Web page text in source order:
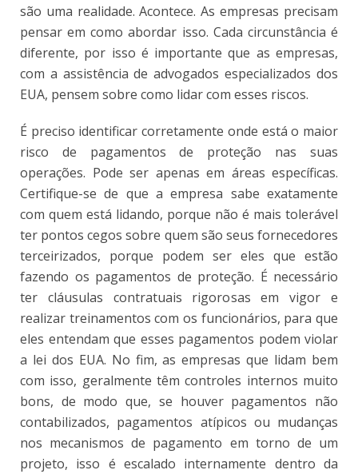
são uma realidade. Acontece. As empresas precisam
pensar em como abordar isso. Cada circunstância é
diferente, por isso é importante que as empresas,
com a assistência de advogados especializados dos
EUA, pensem sobre como lidar com esses riscos.
É preciso identificar corretamente onde está o maior
risco de pagamentos de proteção nas suas
operações. Pode ser apenas em áreas específicas.
Certifique-se de que a empresa sabe exatamente
com quem está lidando, porque não é mais tolerável
ter pontos cegos sobre quem são seus fornecedores
terceirizados, porque podem ser eles que estão
fazendo os pagamentos de proteção. É necessário
ter cláusulas contratuais rigorosas em vigor e
realizar treinamentos com os funcionários, para que
eles entendam que esses pagamentos podem violar
a lei dos EUA. No fim, as empresas que lidam bem
com isso, geralmente têm controles internos muito
bons, de modo que, se houver pagamentos não
contabilizados, pagamentos atípicos ou mudanças
nos mecanismos de pagamento em torno de um
projeto, isso é escalado internamente dentro da